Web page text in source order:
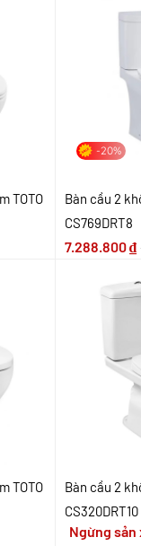
TOTO
-20%
Bàn cầu 2
CS769DRT8
7.288.800₫
TOTO
Bàn cầu 2
CS320DRT10
Ngừng sản